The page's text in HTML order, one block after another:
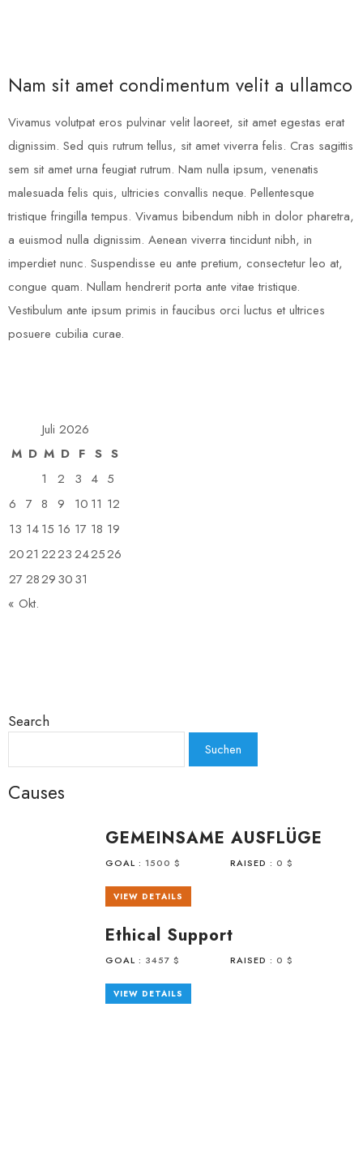
Nam sit amet condimentum velit a ullamco
Vivamus volutpat eros pulvinar velit laoreet, sit amet egestas erat
dignissim. Sed quis rutrum tellus, sit amet viverra felis. Cras sagittis
sem sit amet urna feugiat rutrum. Nam nulla ipsum, venenatis
malesuada felis quis, ultricies convallis neque. Pellentesque
tristique fringilla tempus. Vivamus bibendum nibh in dolor pharetra,
a euismod nulla dignissim. Aenean viverra tincidunt nibh, in
imperdiet nunc. Suspendisse eu ante pretium, consectetur leo at,
congue quam. Nullam hendrerit porta ante vitae tristique.
Vestibulum ante ipsum primis in faucibus orci luctus et ultrices
posuere cubilia curae.
Juli 2026
M D M D F S S
1
2 3 4 5
6 7 8 9 10 11 12
13 1415 16 17 18 19
2021 2223242526
27 28293031
« Okt.
Search
Causes
GEMEINSAME AUSFLÜGE
GOAL : 1500 $ RAISED : 0 $
VIEW DETAILS
Ethical Support
GOAL : 3457 $ RAISED : 0 $
VIEW DETAILS